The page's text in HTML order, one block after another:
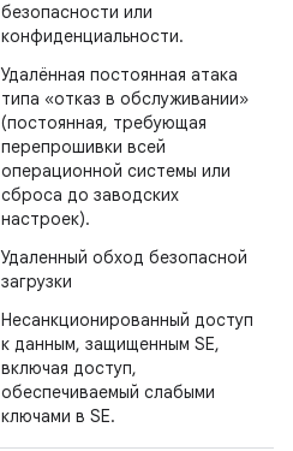
безопасности или
конфиденциальности.
Удалённая постоянная атака
типа «отказ в обслуживании»
(постоянная, требующая
перепрошивки всей
операционной системы или
сброса до заводских
настроек).
Удаленный обход безопасной
загрузки
Несанкционированный доступ
к данным, защищенным SE,
включая доступ,
обеспечиваемый слабыми
ключами в SE.